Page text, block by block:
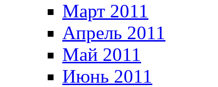
Март 2011
Апрель 2011
Май 2011
Июнь 2011